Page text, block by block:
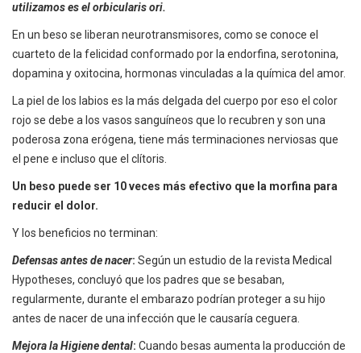
utilizamos es el orbicularis ori.
En un beso se liberan neurotransmisores, como se conoce el
cuarteto de la felicidad conformado por la endorfina, serotonina,
dopamina y oxitocina, hormonas vinculadas a la química del amor.
La piel de los labios es la más delgada del cuerpo por eso el color
rojo se debe a los vasos sanguíneos que lo recubren y son una
poderosa zona erógena, tiene más terminaciones nerviosas que
el pene e incluso que el clítoris.
Un beso puede ser 10 veces más efectivo que la morfina para
reducir el dolor.
Y los beneficios no terminan:
Defensas antes de nacer: Según un estudio de la revista Medical
Hypotheses, concluyó que los padres que se besaban,
regularmente, durante el embarazo podrían proteger a su hijo
antes de nacer de una infección que le causaría ceguera.
Mejora la Higiene dental: Cuando besas aumenta la producción de